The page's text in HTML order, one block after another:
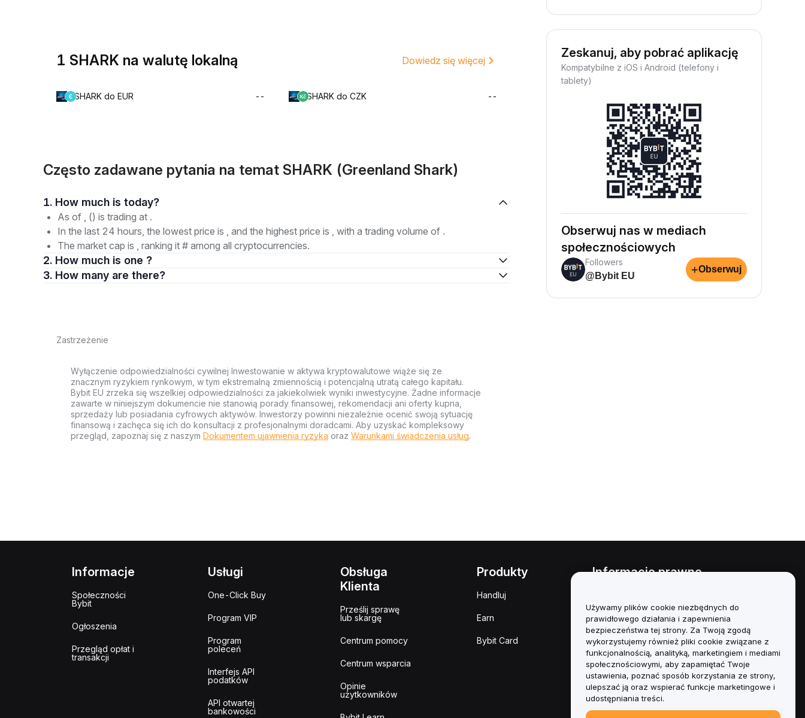
1 SHARK na walutę lokalną Dowiedz się więcej
SHARK do EUR -- SHARK do CZK --
Często zadawane pytania na temat SHARK (Greenland Shark)
1. How much is today?
As of , () is trading at .
In the last 24 hours, the lowest price is , and the highest price is , with a trading volume of .
The market cap is , ranking it # among all cryptocurrencies.
2. How much is one ?
3. How many are there?
Zastrzeżenie
Wyłączenie odpowiedzialności cywilnej Inwestowanie w aktywa kryptowalutowe wiąże się ze
znacznym ryzykiem rynkowym, w tym ekstremalną zmiennością i potencjalną utratą całego kapitału.
Bybit EU zrzeka się wszelkiej odpowiedzialności za jakiekolwiek wyniki inwestycyjne. Żadne informacje
zawarte w niniejszym dokumencie nie stanowią porady finansowej, rekomendacji ani oferty kupna,
sprzedaży lub posiadania cyfrowych aktywów. Inwestorzy powinni niezależnie ocenić swoją sytuację
finansową i zachęca się ich do konsultacji z profesjonalnymi doradcami. Aby uzyskać kompleksowy
przegląd, zapoznaj się z naszym Dokumentem ujawnienia ryzyka oraz Warunkami świadczenia usług.
Zeskanuj, aby pobrać aplikację
Kompatybilne z iOS i Android (telefony i
tablety)
Obserwuj nas w mediach
społecznościowych
Followers
@Bybit EU
+Obserwuj
Informacje
Społeczności
Bybit
Ogłoszenia
Przegląd opłat i
transakcji
Usługi
One-Click Buy
Program VIP
Program
poleceń
Interfejs API
podatków
API otwartej
bankowości
Obsługa
Klienta
Prześlij sprawę
lub skargę
Centrum pomocy
Centrum wsparcia
Opinie
użytkowników
Produkty
Handluj
Earn
Bybit Card
Informacje prawne
interesów
Podsumowanie polityki
powiernictwa i zarządzania
Informacje ESG
Biuletyny informacyjne
kryptoaktywów
Używamy plików cookie niezbędnych do
prawidłowego działania i zapewnienia
bezpieczeństwa tej strony. Za Twoją zgodą
wykorzystujemy również pliki cookie związane z
funkcjonalnością, analityką, marketingiem i mediami
społecznościowymi, aby zapamiętać Twoje
ustawienia, poznać sposób korzystania ze strony,
ulepszać ją oraz wspierać funkcje marketingowe i
udostępniania treści.